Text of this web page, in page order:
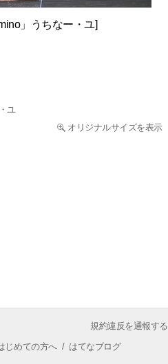
」うちなー・ユ]
ユ
オリジナルサイズを表示
規約違反を通報する
じめての方へ/ はてなブログ